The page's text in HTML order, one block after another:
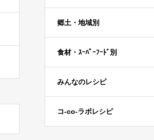
郷土・地域別
食材・ｽｰﾊﾟｰﾌｰﾄﾞ別
みんなのレシピ
コ-co-ラボレシピ